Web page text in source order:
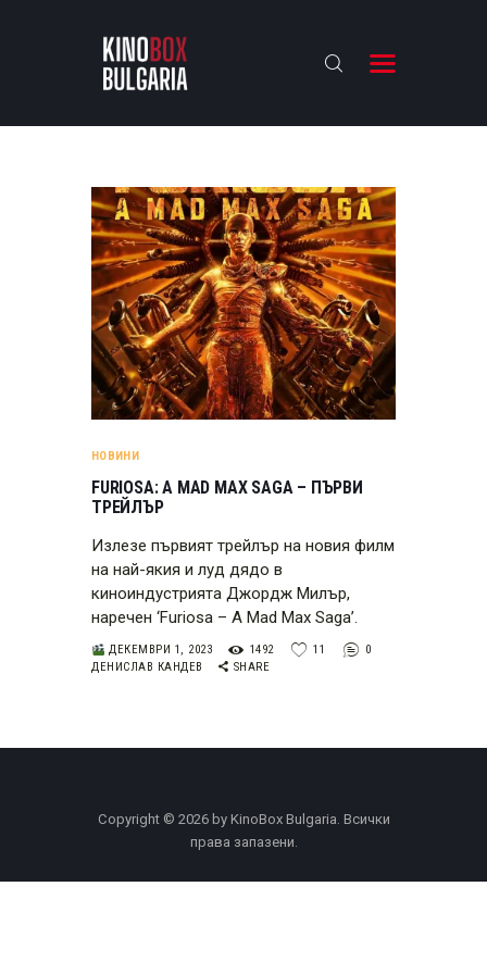
KINOBOX BULGARIA
АНАЛИЗИ
БАХТИ НАГРАДИТЕ
ИНТЕРВЮТА
ЗА НАС
НОВИНИ
FURIOSA: A MAD MAX SAGA – ПЪРВИ
ТРЕЙЛЪР
Излезе първият трейлър на новия филм
на най-якия и луд дядо в
киноиндустрията Джордж Милър,
наречен ‘Furiosa – A Mad Max Saga’.
ДЕКЕМВРИ 1, 2023 1492 11
0
ДЕНИСЛАВ КАНДЕВ
SHARE
Copyright © 2026 by KinoBox Bulgaria. Всички
права запазени.